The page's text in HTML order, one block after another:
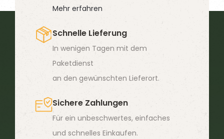
sind, das nach dem Verbrennen des Futters übrig bleibt
(die Asche eben), während die organischen Bestandteile
komplett verbrennen.
Mehr erfahren
Schnelle Lieferung
In wenigen Tagen mit dem
Paketdienst
an den gewünschten Lieferort.
Sichere Zahlungen
Für ein unbeschwertes, einfaches
und schnelles Einkaufen.